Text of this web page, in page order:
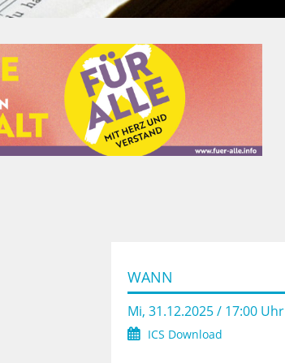
WANN
Mi, 31.12.2025 / 17:00 Uhr
ICS Download